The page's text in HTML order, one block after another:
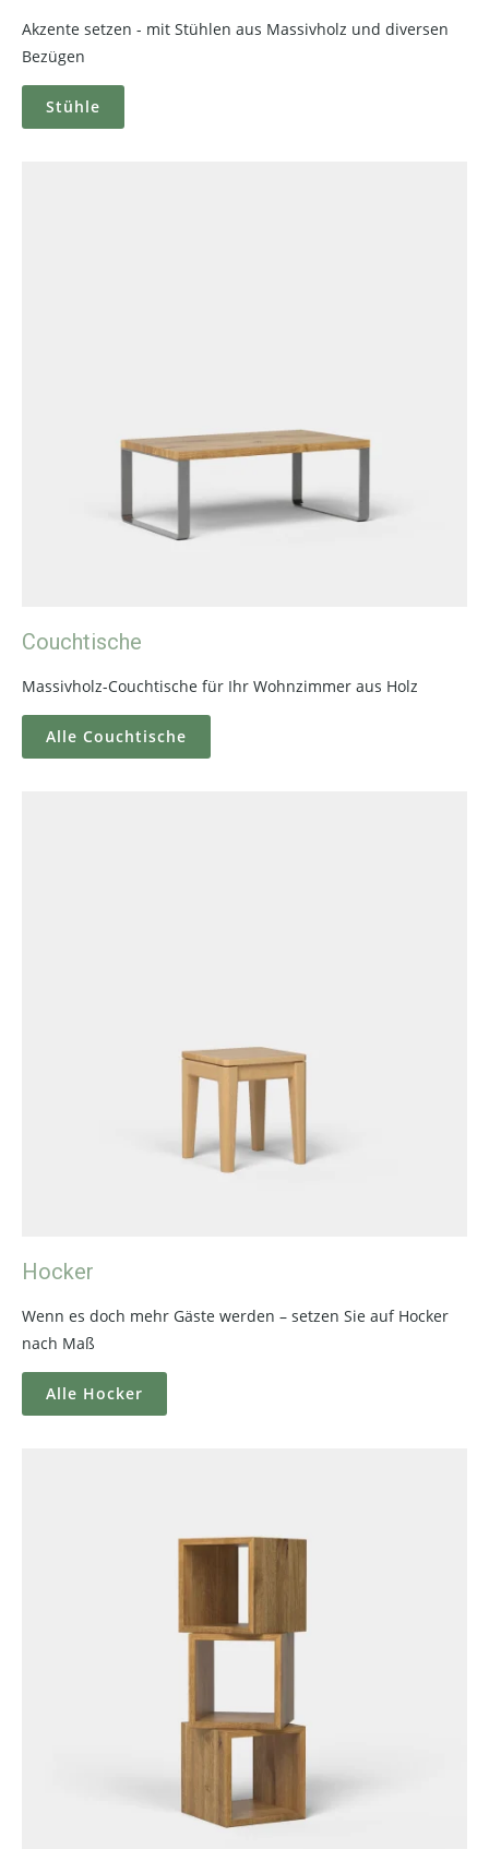
Akzente setzen - mit Stühlen aus Massivholz und diversen
Bezügen
Stühle
Couchtische
Massivholz-Couchtische für Ihr Wohnzimmer aus Holz
Alle Couchtische
Hocker
Wenn es doch mehr Gäste werden – setzen Sie auf Hocker
nach Maß
Alle Hocker